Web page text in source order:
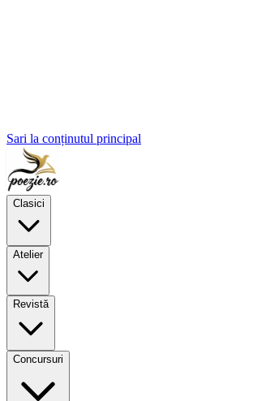
Sari la conținutul principal
Clasici
Atelier
Revistă
Concursuri